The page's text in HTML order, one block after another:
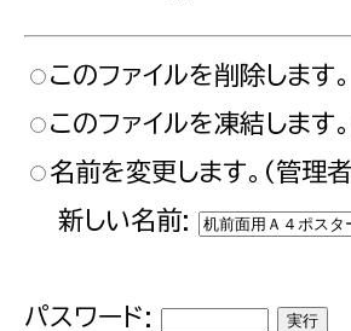
このファイルを削除します。
このファイルを凍結しま
名前を変更します。(管理
新しい名前:
パスワード: